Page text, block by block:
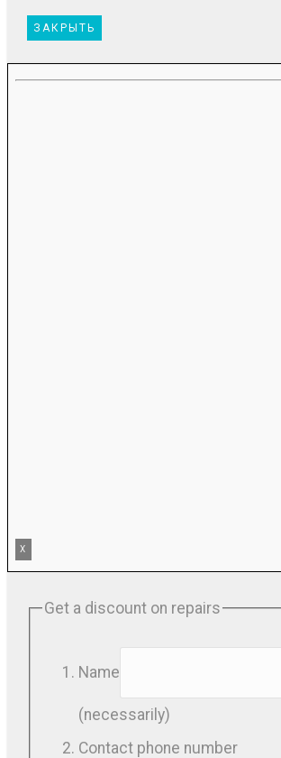
ЗАКРЫТЬ
X
Get a discount on repairs
Name
(necessarily)
Contact phone number